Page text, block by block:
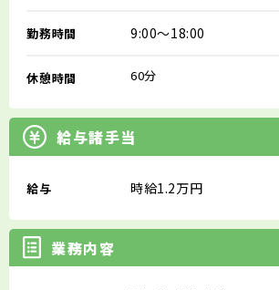
勤務時間 9:00～18:00
休憩時間 60分
給与諸手当
給与 時給1.2万円
業務内容